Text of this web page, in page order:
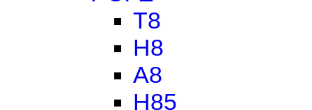
T8
H8
A8
H85